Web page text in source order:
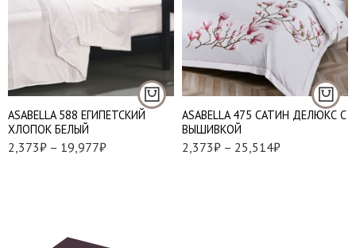
АSABELLA 588 ЕГИПЕТСКИЙ
ХЛОПОК БЕЛЫЙ
2,373₽ – 19,977₽
Наволочки 50х70 см
- 2 шт
Наволочки 70х70 см
- 2 шт
АSABELLA 475 САТИН ДЕЛЮКС С
ВЫШИВКОЙ
2,373₽ – 25,514₽
Евро
Семейный
Наволочки 50*70 - 2
шт
шт